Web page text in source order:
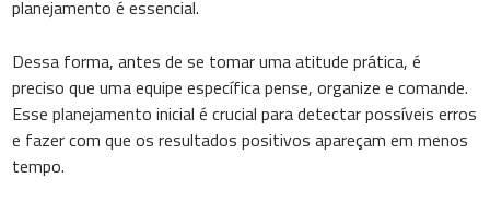
planejamento é essencial.
Dessa forma, antes de se tomar uma atitude prática, é
preciso que uma equipe específica pense, organize e comande.
Esse planejamento inicial é crucial para detectar possíveis erros
e fazer com que os resultados positivos apareçam em menos
tempo.